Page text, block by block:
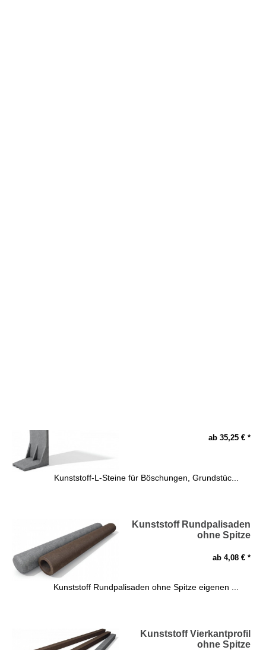
ab 35,25 € *
Kunststoff-L-Steine für Böschungen, Grundstüc...
Kunststoff Rundpalisaden
ohne Spitze
ab 4,08 € *
Kunststoff Rundpalisaden ohne Spitze eigenen ...
Kunststoff Vierkantprofil
ohne Spitze